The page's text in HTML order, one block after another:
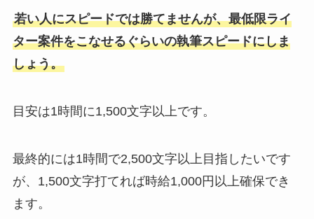
若い人にスピードでは勝てませんが、最低限ライ
ター案件をこなせるぐらいの執筆スピードにしま
しょう。
目安は1時間に1,500文字以上です。
最終的には1時間で2,500文字以上目指したいです
が、1,500文字打てれば時給1,000円以上確保でき
ます。